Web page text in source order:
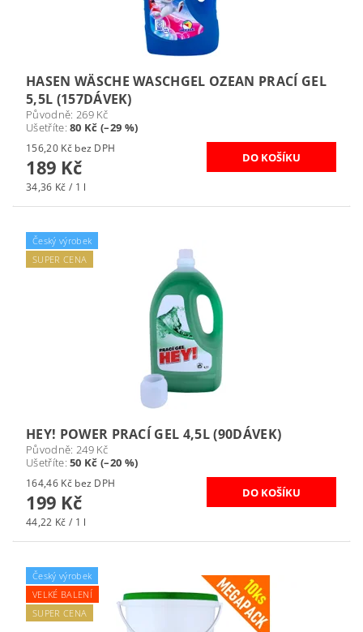
HASEN WÄSCHE WASCHGEL OZEAN PRACÍ GEL
5,5L (157DÁVEK)
Původně: 269 Kč
Ušetříte:80 Kč (–29 %)
156,20 Kč bez DPH
189 Kč
34,36 Kč / 1 l
Český výrobek
SUPER CENA
HEY! POWER PRACÍ GEL 4,5L (90DÁVEK)
Původně: 249 Kč
Ušetříte:50 Kč (–20 %)
164,46 Kč bez DPH
199 Kč
44,22 Kč / 1 l
Český výrobek
VELKÉ BALENÍ
SUPER CENA